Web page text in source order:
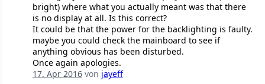
bright) where what you actually meant was that there
is no display at all. Is this correct?
It could be that the power for the backlighting is faulty.
maybe you could check the mainboard to see if
anything obvious has been disturbed.
Once again apologies.
17. Apr 2016von jayeff